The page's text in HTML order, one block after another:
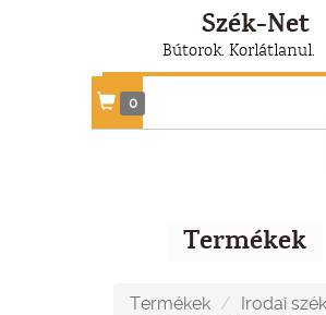
Szék-Net
Bútorok. Korlátlanul.
0
Termékek
Termékek
Irodai